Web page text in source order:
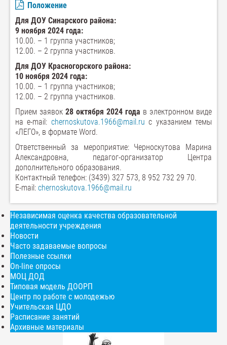
Положение
Для ДОУ Синарского района:
9 ноября 2024 года:
10.00. – 1 группа участников;
12.00. – 2 группа участников.
Для ДОУ Красногорского района:
10 ноября 2024 года:
10.00. – 1 группа участников;
12.00. – 2 группа участников.
Прием заявок 28 октября 2024 года в электронном виде
на e-mail: chernoskutova.1966@mail.ru с указанием темы
«ЛЕГО», в формате Word.
Ответственный за мероприятие: Черноскутова Марина
Александровна, педагог-организатор Центра
дополнительного образования.
Контактный телефон: (3439) 327 573, 8 952 732 29 70.
Е-mail: chernoskutova.1966@mail.ru
Независимая оценка качества образовательной
деятельности учреждения
Новости
Часто задаваемые вопросы
Полезные ссылки
On-line опросы
МОЦ ДОД
Типовая модель ДООРП
Центр по работе с молодежью
Учительская ЦДО
Расписание занятий
Архивные материалы